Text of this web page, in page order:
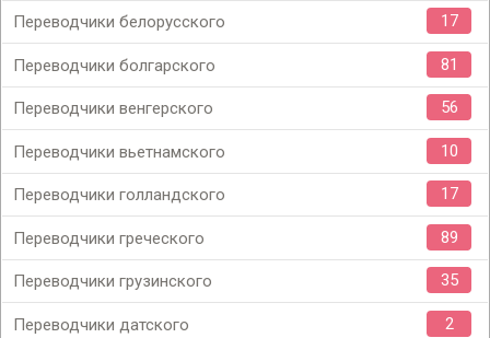
Переводчики белорусского 17
Переводчики болгарского 81
Переводчики венгерского 56
Переводчики вьетнамского 10
Переводчики голландского 17
Переводчики греческого 89
Переводчики грузинского 35
Переводчики датского 2